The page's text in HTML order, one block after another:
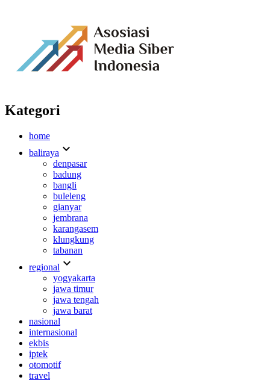
Kategori
home
baliraya expand_more
denpasar
badung
bangli
buleleng
gianyar
jembrana
karangasem
klungkung
tabanan
regional expand_more
yogyakarta
jawa timur
jawa tengah
jawa barat
nasional
internasional
ekbis
iptek
otomotif
travel